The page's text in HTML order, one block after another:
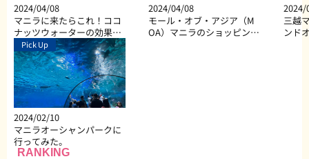
2024/04/08
マニラに来たらこれ！ココ
ナッツウォーターの効果と
は？
2024/04/08
モール・オブ・アジア（M
OA）マニラのショッピン
2024/
三越
ンド
Pick Up
2024/02/10
マニラオーシャンパークに
行ってみた。
RANKING